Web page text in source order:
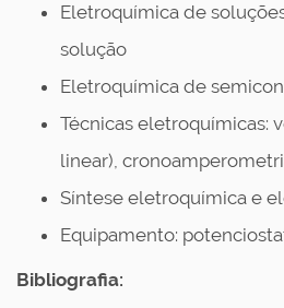
Eletroquímica de
solução
Eletroquímica de
Técnicas eletroquímicas:
linear),
Síntese eletroquímica e
Equipamento:
Bibliografia: